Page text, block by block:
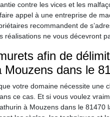
contre les vices et les
appel à une entreprise de
recommandent de
réalisations ne vous décevront
afin de
Mouzens dans le
votre domaine nécessite une
ce cas. Et si vous voulez
à Mouzens dans le 81470